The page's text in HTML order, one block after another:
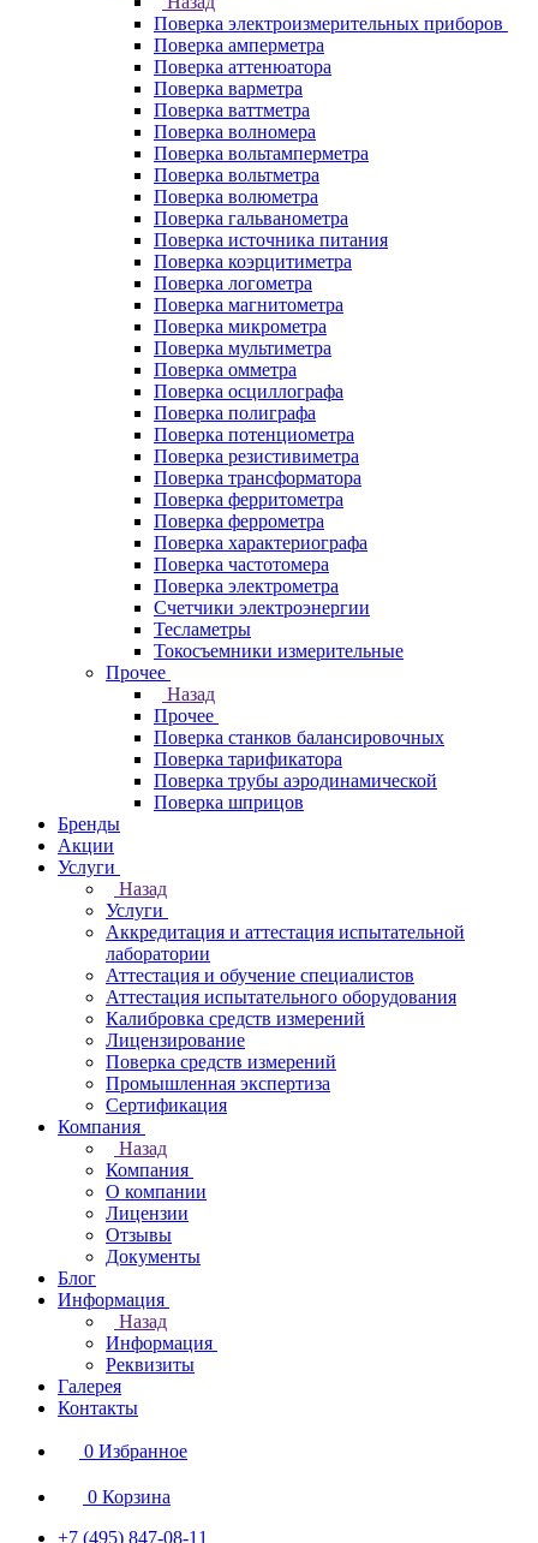
Поверка электроизмерительных приборов
Поверка амперметра
Поверка аттенюатора
Поверка варметра
Поверка ваттметра
Поверка волномера
Поверка вольтамперметра
Поверка вольтметра
Поверка волюметра
Поверка гальванометра
Поверка источника питания
Поверка коэрцитиметра
Поверка логометра
Поверка магнитометра
Поверка микрометра
Поверка мультиметра
Поверка омметра
Поверка осциллографа
Поверка полиграфа
Поверка потенциометра
Поверка резистивиметра
Поверка трансформатора
Поверка ферритометра
Поверка феррометра
Поверка характериографа
Поверка частотомера
Поверка электрометра
Счетчики электроэнергии
Тесламетры
Токосъемники измерительные
Прочее
Назад
Прочее
Поверка станков балансировочных
Поверка тарификатора
Поверка трубы аэродинамической
Поверка шприцов
Бренды
Акции
Услуги
Назад
Услуги
Аккредитация и аттестация испытательной
лаборатории
Аттестация и обучение специалистов
Аттестация испытательного оборудования
Калибровка средств измерений
Лицензирование
Поверка средств измерений
Промышленная экспертиза
Сертификация
Компания
Назад
Компания
О компании
Лицензии
Отзывы
Документы
Блог
Информация
Назад
Информация
Реквизиты
Галерея
Контакты
0 Избранное
0 Корзина
+7 (495) 847-08-11